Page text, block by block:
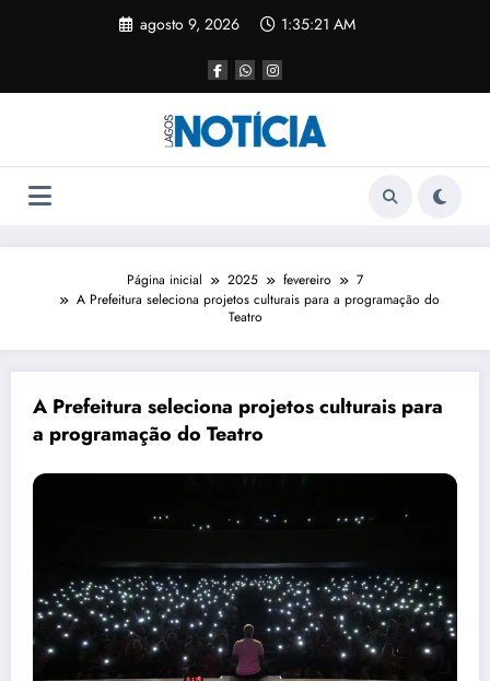
agosto 9, 2026 1:35:21 AM
Página inicial 2025 fevereiro
7
A Prefeitura seleciona projetos culturais para a programação do
Teatro
A Prefeitura seleciona projetos culturais para
a programação do Teatro